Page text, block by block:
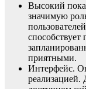
Высокий
значимую
приятными.
Интерфейс.
реализацией.